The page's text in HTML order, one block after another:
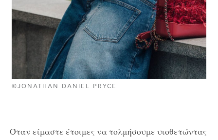
©JONATHAN DANIEL PRYCE
Όταν είμαστε έτοιμες να τολμήσουμε υιοθετώντας